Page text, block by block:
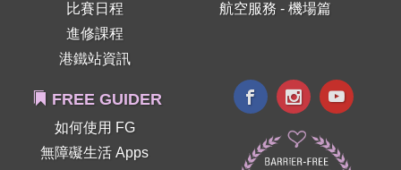
比賽日程
進修課程
港鐵站資訊
航空服務 - 機場篇
FREE GUIDER
如何使用 FG
無障礙生活 Apps